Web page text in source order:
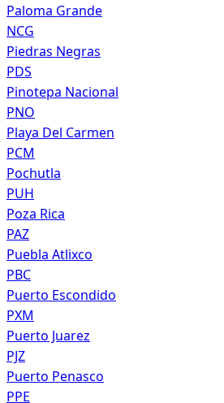
Paloma Grande
NCG
Piedras Negras
PDS
Pinotepa Nacional
PNO
Playa Del Carmen
PCM
Pochutla
PUH
Poza Rica
PAZ
Puebla Atlixco
PBC
Puerto Escondido
PXM
Puerto Juarez
PJZ
Puerto Penasco
PPE